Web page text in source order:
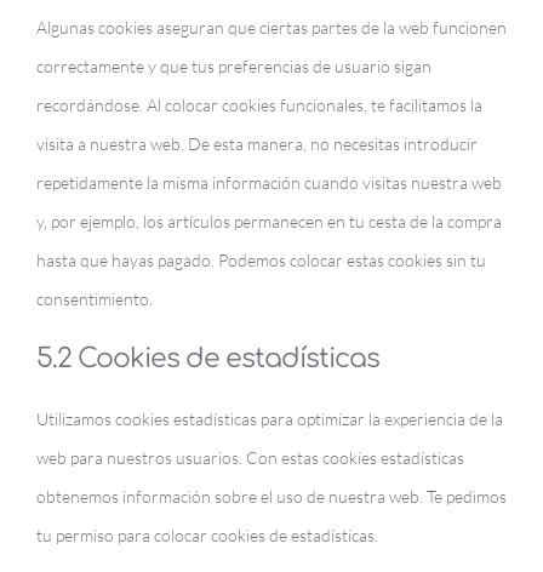
Algunas cookies aseguran que ciertas partes de la web funcionen
correctamente y que tus preferencias de usuario sigan
recordándose. Al colocar cookies funcionales, te facilitamos la
visita a nuestra web. De esta manera, no necesitas introducir
repetidamente la misma información cuando visitas nuestra web
y, por ejemplo, los artículos permanecen en tu cesta de la compra
hasta que hayas pagado. Podemos colocar estas cookies sin tu
consentimiento.
5.2 Cookies de estadísticas
Utilizamos cookies estadísticas para optimizar la experiencia de la
web para nuestros usuarios. Con estas cookies estadísticas
obtenemos información sobre el uso de nuestra web. Te pedimos
tu permiso para colocar cookies de estadísticas.